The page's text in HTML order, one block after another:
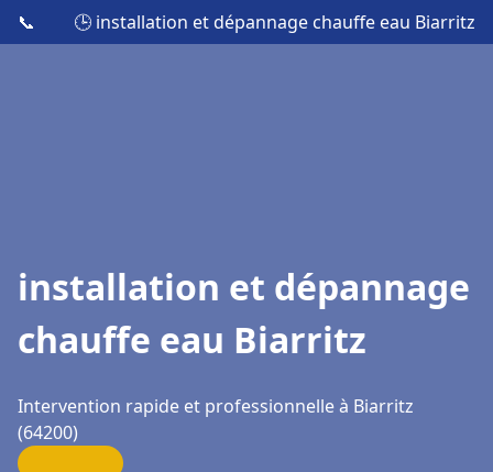
📞 🕒 installation et dépannage chauffe eau Biarritz
installation et dépannage
chauffe eau Biarritz
Intervention rapide et professionnelle à Biarritz
(64200)